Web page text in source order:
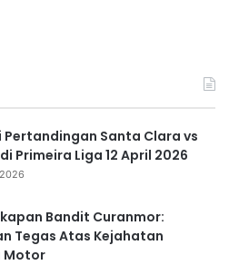
Pertandingan Santa Clara vs
Primeira Liga 12 April 2026
Bandit Curanmor:
Tegas Atas Kejahatan
Motor